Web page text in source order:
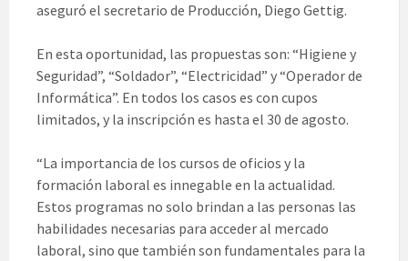
aseguró el secretario de Producción, Diego Gettig.
En esta oportunidad, las propuestas son: “Higiene y
Seguridad”, “Soldador”, “Electricidad” y “Operador de
Informática”. En todos los casos es con cupos
limitados, y la inscripción es hasta el 30 de agosto.
“La importancia de los cursos de oficios y la
formación laboral es innegable en la actualidad.
Estos programas no solo brindan a las personas las
habilidades necesarias para acceder al mercado
laboral, sino que también son fundamentales para la